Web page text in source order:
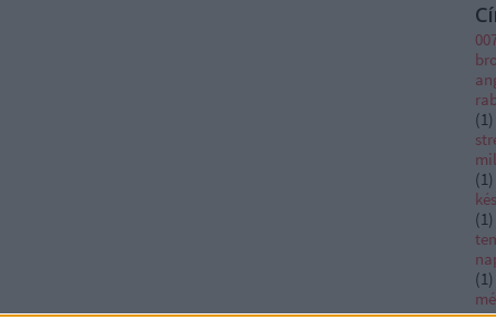
(1)
(1)
(1)
(1)